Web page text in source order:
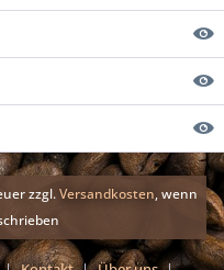
zzgl.Versandkosten, wenn